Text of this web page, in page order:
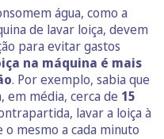
água, como a
de lavar loiça, devem
para evitar gastos
na máquina é mais
. Por exemplo, sabia que
em média, cerca de 15
lavar a loiça à
mesmo a cada minuto